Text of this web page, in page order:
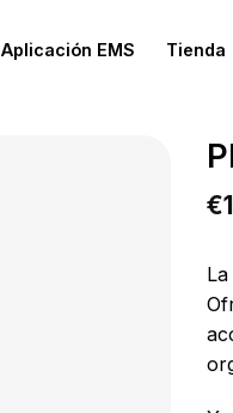
Aplicación EMS Tienda
€
La